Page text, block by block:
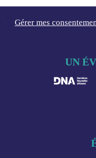
UN
Gérer mes